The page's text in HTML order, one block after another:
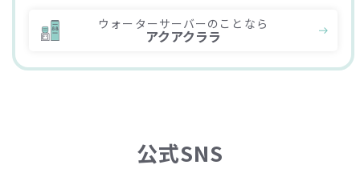
ウォーターサーバーのことなら
アクアクララ
公式SNS